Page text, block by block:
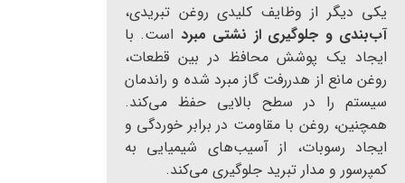
یکی دیگر از وظایف کلیدی روغن تبریدی،
آب‌بندی و جلوگیری از نشتی مبرد است. با
ایجاد یک پوشش محافظ در بین قطعات،
روغن مانع از هدررفت گاز مبرد شده و راندمان
سیستم را در سطح بالایی حفظ می‌کند.
همچنین، روغن با مقاومت در برابر خوردگی و
ایجاد رسوبات، از آسیب‌های شیمیایی به
کمپرسور و مدار تبرید جلوگیری می‌کند.